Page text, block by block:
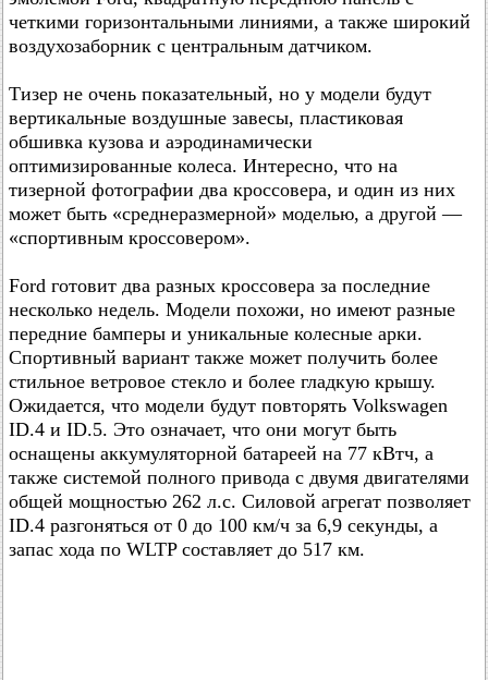
четкими горизонтальными линиями, а также широкий
воздухозаборник с центральным датчиком.
Тизер не очень показательный, но у модели будут
вертикальные воздушные завесы, пластиковая
обшивка кузова и аэродинамически
оптимизированные колеса. Интересно, что на
тизерной фотографии два кроссовера, и один из них
может быть «среднеразмерной» моделью, а другой —
«спортивным кроссовером».
Ford готовит два разных кроссовера за последние
несколько недель. Модели похожи, но имеют разные
передние бамперы и уникальные колесные арки.
Спортивный вариант также может получить более
стильное ветровое стекло и более гладкую крышу.
Ожидается, что модели будут повторять Volkswagen
ID.4 и ID.5. Это означает, что они могут быть
оснащены аккумуляторной батареей на 77 кВтч, а
также системой полного привода с двумя двигателями
общей мощностью 262 л.с. Силовой агрегат позволяет
ID.4 разгоняться от 0 до 100 км/ч за 6,9 секунды, а
запас хода по WLTP составляет до 517 км.